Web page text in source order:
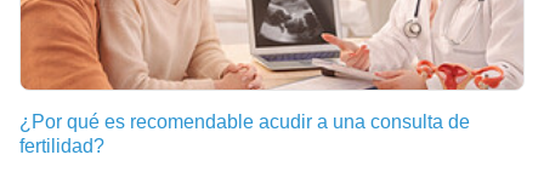
¿Por qué es recomendable acudir a una consulta de
fertilidad?